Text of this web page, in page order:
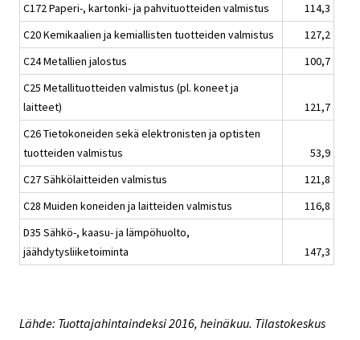
C172 Paperi-, kartonki- ja pahvituotteiden valmistus
114,3
C20 Kemikaalien ja kemiallisten tuotteiden valmistus
127,2
C24 Metallien jalostus
100,7
C25 Metallituotteiden valmistus (pl. koneet ja
laitteet)
121,7
C26 Tietokoneiden sekä elektronisten ja optisten
tuotteiden valmistus
53,9
C27 Sähkölaitteiden valmistus
121,8
C28 Muiden koneiden ja laitteiden valmistus
116,8
D35 Sähkö-, kaasu- ja lämpöhuolto,
jäähdytysliiketoiminta
147,3
Lähde: Tuottajahintaindeksi 2016, heinäkuu. Tilastokeskus